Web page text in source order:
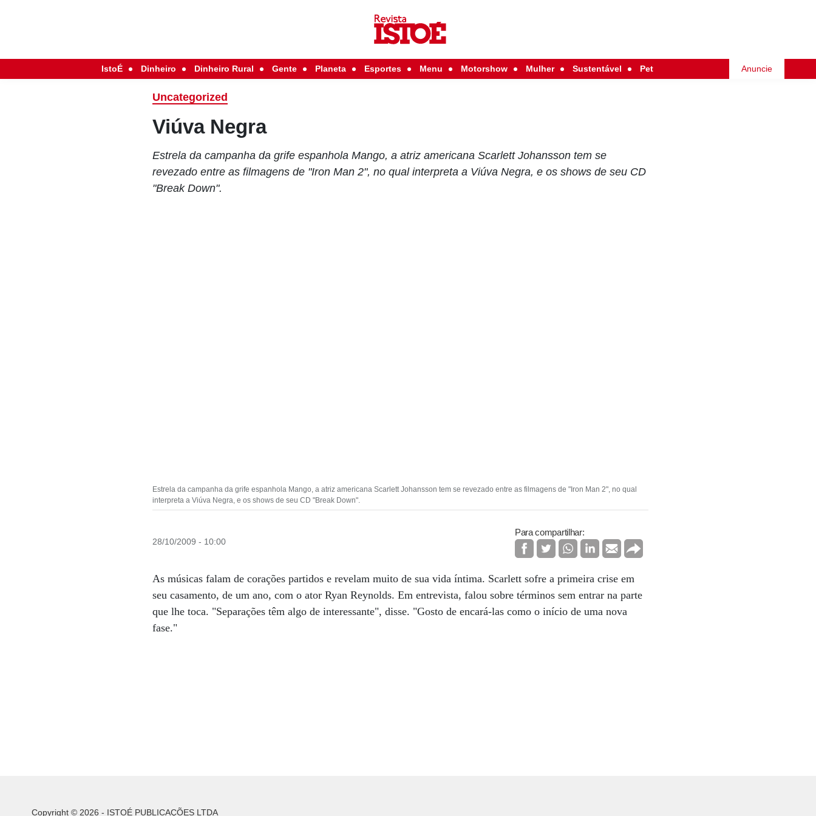
IstoÉ Dinheiro Dinheiro Rural Gente Planeta Esportes Menu Motorshow Mulher Sustentável Pet Anuncie
Uncategorized
Viúva Negra
Estrela da campanha da grife espanhola Mango, a atriz americana Scarlett Johansson tem se
revezado entre as filmagens de "Iron Man 2", no qual interpreta a Viúva Negra, e os shows de seu CD
"Break Down".
Estrela da campanha da grife espanhola Mango, a atriz americana Scarlett Johansson tem se revezado entre as filmagens de "Iron Man 2", no qual
interpreta a Viúva Negra, e os shows de seu CD "Break Down".
28/10/2009 - 10:00
Para compartilhar:
As músicas falam de corações partidos e revelam muito de sua vida íntima. Scarlett sofre a primeira crise em
seu casamento, de um ano, com o ator Ryan Reynolds. Em entrevista, falou sobre términos sem entrar na parte
que lhe toca. "Separações têm algo de interessante", disse. "Gosto de encará-las como o início de uma nova
fase."
Copyright © 2026 - ISTOÉ PUBLICAÇÕES LTDA